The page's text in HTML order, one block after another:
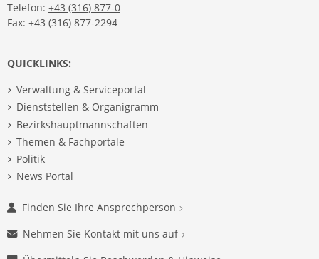
Telefon: +43 (316) 877-0
Fax: +43 (316) 877-2294
QUICKLINKS:
Verwaltung & Serviceportal
Dienststellen & Organigramm
Bezirkshauptmannschaften
Themen & Fachportale
Politik
News Portal
Finden Sie Ihre Ansprechperson
Nehmen Sie Kontakt mit uns auf